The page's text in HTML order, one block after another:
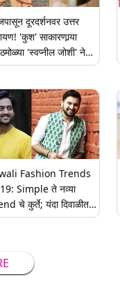
दूरदर्शनवर उत्तर
'कुश' साकारणार्‍या
'स्वप्नील जोशी' ने
होत ट्वीट केला
Fashion Trends
Simple ते नव्या
चे कुर्ते; यंदा दिवाळीत
करा हे पारंपरिक वेष